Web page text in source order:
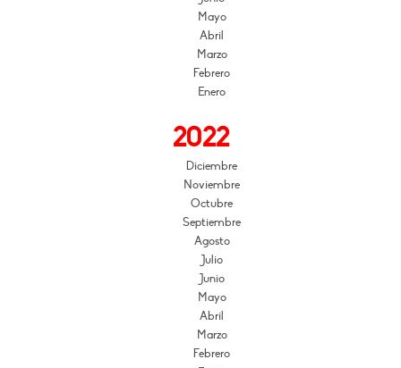
Mayo
Abril
Marzo
Febrero
Enero
2022
Diciembre
Noviembre
Octubre
Septiembre
Agosto
Julio
Junio
Mayo
Abril
Marzo
Febrero